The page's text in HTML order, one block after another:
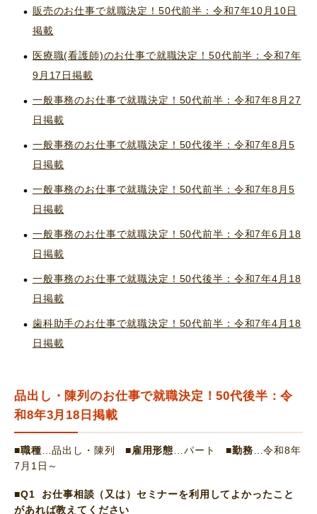
販売のお仕事で就職決定！50代前半：令和7年10月10日
掲載
医療職(看護師)のお仕事で就職決定！50代前半：令和7年
9月17日掲載
一般事務のお仕事で就職決定！50代前半：令和7年8月27
日掲載
一般事務のお仕事で就職決定！50代後半：令和7年8月5
日掲載
一般事務のお仕事で就職決定！50代前半：令和7年8月5
日掲載
一般事務のお仕事で就職決定！50代前半：令和7年6月18
日掲載
一般事務のお仕事で就職決定！50代後半：令和7年4月18
日掲載
歯科助手のお仕事で就職決定！50代前半：令和7年4月18
日掲載
品出し・陳列のお仕事で就職決定！50代後半：令
和8年3月18日掲載
■職種 …品出し・陳列 ■雇用形態 …パート■勤務 …令和8年
7月1日～
■Q1 お仕事相談（又は）セミナーを利用してよかったこと
があれば教えてください